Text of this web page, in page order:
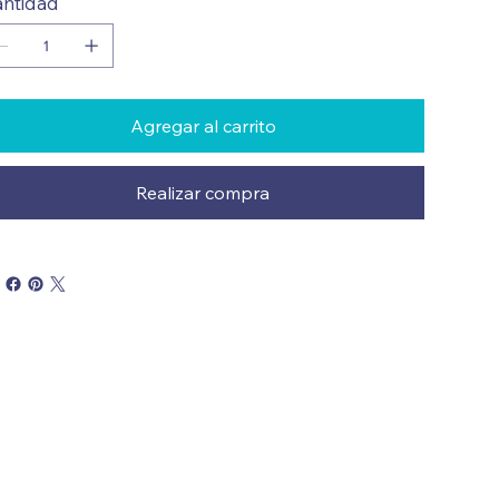
Agregar al carrito
Realizar compra